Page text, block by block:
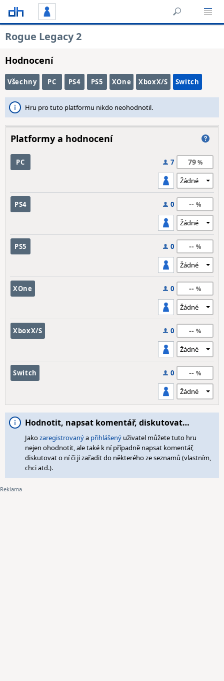
Rogue Legacy 2
Hodnocení
Všechny PC PS4 PS5 XOne XboxX/S Switch
Hru pro tuto platformu nikdo neohodnotil.
Platformy a hodnocení
PC 7 79
PS4 0 --
PS5 0 --
XOne 0 --
XboxX/S 0 --
Switch 0 --
Hodnotit, napsat komentář, diskutovat…
Jakozaregistrovanýa přihlášený uživatel můžete tuto hru
nejen ohodnotit, ale také k ní případně napsat komentář,
diskutovat o ní či ji zařadit do některého ze seznamů (vlastním,
chci atd.).